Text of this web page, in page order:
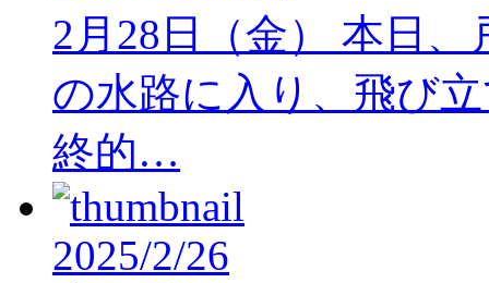
2月28日（金） 本日
の水路に入り、飛び
終的…
2025/2/26